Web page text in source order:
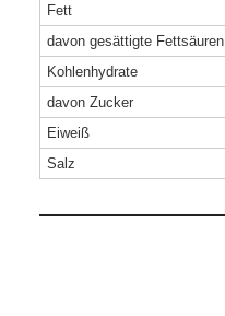
Fett
davon gesättigte Fettsäuren
Kohlenhydrate
davon Zucker
Eiweiß
Salz